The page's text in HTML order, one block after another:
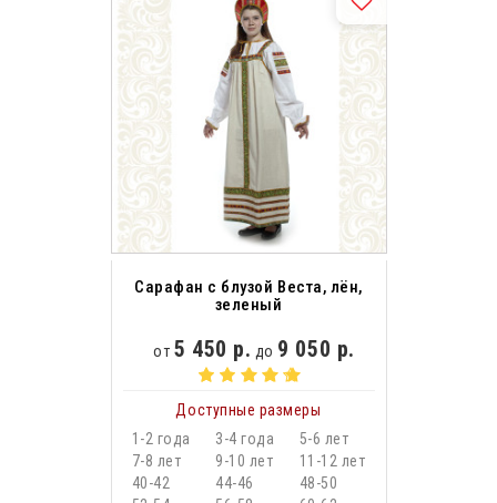
Сарафан с блузой Веста, лён,
зеленый
от 5 450 р. до 9 050 р.
Доступные размеры
1-2 года
3-4 года
5-6 лет
7-8 лет
9-10 лет
11-12 лет
40-42
44-46
48-50